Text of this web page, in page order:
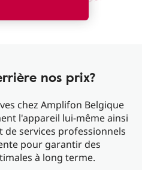
nos prix?
chez Amplifon Belgique
l'appareil lui-même ainsi
services professionnels
pour garantir des
à long terme.